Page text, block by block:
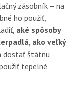
zásobník – na
ho použiť,
aké spôsoby
ako veľký
dostať štátnu
tepelné